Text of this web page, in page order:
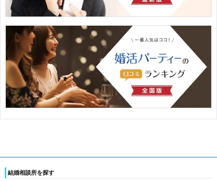
結婚相談所を探す